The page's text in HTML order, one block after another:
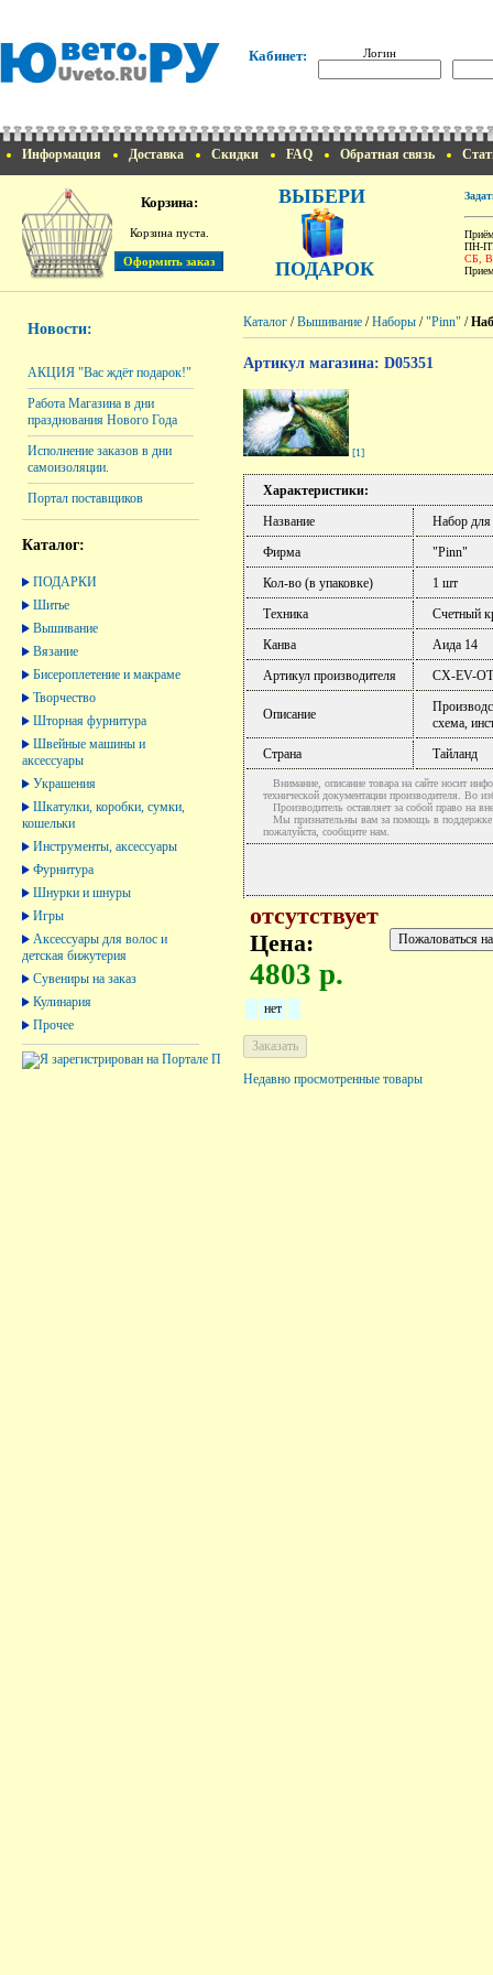
Кабинет: Логин
Информация Доставка Скидки FAQ Обратная связь
Корзина:
Корзина пуста.
ВЫБЕРИ
ПОДАРОК
ПН-
СБ,
Новости:
АКЦИЯ "Вас ждёт подарок!"
Работа Магазина в дни
празднования Нового Года
Исполнение заказов в дни
самоизоляции.
Портал поставщиков
Каталог:
ПОДАРКИ
Шитье
Вышивание
Вязание
Бисероплетение и макраме
Творчество
Шторная фурнитура
Швейные машины и
аксессуары
Украшения
Шкатулки, коробки, сумки,
кошельки
Инструменты, аксессуары
Фурнитура
Шнурки и шнуры
Игры
Аксессуары для волос и
детская бижутерия
Сувениры на заказ
Кулинария
Прочее
Каталог /Вышивание /Наборы /"Pinn" /
Артикул магазина: D05351
[1]
Характеристики:
Название
Набор
Фирма
"Pinn"
Кол-во (в упаковке)
1 шт
Техника
Счетный
Канва
Аида 14
Артикул производителя
CX-EV-
Описание
схема,
Страна
Тайланд
Внимание, описание товара на сайте носит
технической документации производителя. Во
Производитель оставляет за собой право на
Мы признательны вам за помощь в поддержке
пожалуйста, сообщите нам.
отсутствует
Цена:
4803 р.
нет
Недавно просмотренные товары